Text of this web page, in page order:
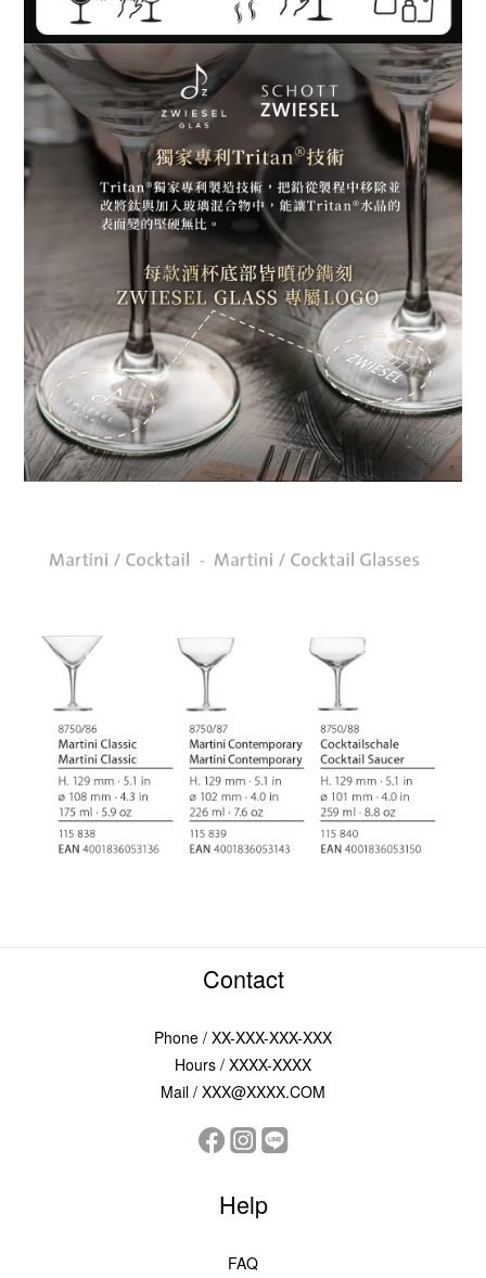
Contact
Phone / XX-XXX-XXX-XXX
Hours / XXXX-XXXX
Mail / XXX@XXXX.COM
Help
FAQ